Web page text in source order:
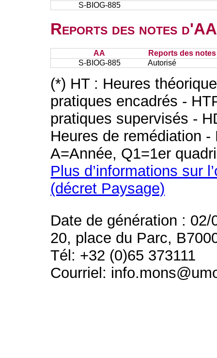
S-BIOG-885
Reports des notes
AA
Reports des
S-BIOG-885
Autorisé
(*) HT : Heures
pratiques encadrés -
pratiques supervisés -
Heures de remédiation
A=Année, Q1=1er
Plus d’informations sur
(décret Paysage)
Date de génération : 02/
20, place du Parc,
Tél: +32 (0)65 373111
Courriel: